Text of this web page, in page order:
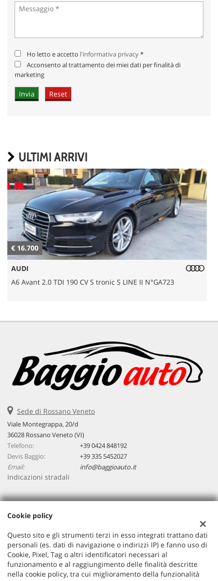
Ho letto e accetto l'informativa privacy*
Acconsento al trattamento dei miei dati per finalità di
marketing
ULTIMI ARRIVI
€ 16.700
AUDI
A6 Avant 2.0 TDI 190 CV S tronic S LINE II N°GA723
Sede di Rossano Veneto
Viale Montegrappa, 20/d
36028 Rossano Veneto (VI)
Telefono:
+39 0424 848192
Devis Baggio:
+39 335 5452027
Email:
info@baggioauto.it
Indicazioni stradali
Dati fiscali:
Baggio Auto Srl
Viale Montegrappa, 20/a, Rossano Veneto (VI)
C.F/P.IVA:03251490243
Registro delle imprese:VI
Cookie policy
Questo sito e gli strumenti terzi in esso integrati trattano dati
personali (es. dati di navigazione o indirizzi IP) e fanno uso di
Cookie, Pixel, Tag o altri identificatori necessari al
funzionamento e al raggiungimento delle finalità descritte
nella cookie policy, tra cui miglioramento della funzionalità